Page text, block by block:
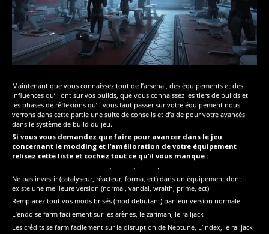
Maintenant que vous connaissez tout de l’arsenal, des équipements et des
influences qu’il ont sur vos builds, que vous connaissez les tiers de builds et
les phases de réflexions qu’il vous faut passer sur votre équipement nous
verrons dans cette partie une suite de conseils et d’aide pour votre avancés
dans le système de build du jeu.
Si vous vous demandez que faire pour avancer dans le jeu
concernant le modding et l’amélioration de votre équipement
relisez cette liste et cochez tout ce qu’il vous manque :
Ne pas investir (catalyseur, réacteur, forma, ect) dans un équipement dont il
existe une meilleure version.(normal, vandal, wraith, prime, ect)
Remplacez tout vos mods brisés (mod debutant) par leur version normale.
L’endo se farm facilement sur les arènes, le zariman, le railjack
Les crédits se farm facilement sur la disruption de Neptune, L’index, le railjack